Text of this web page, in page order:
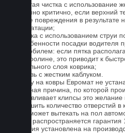
1. Частая чистка с использование
особенно критично, если верхний
мелкие повреждения в результате
эксплуатации;
2. Мойка с использованием струи
3. Особенности посадки водителя
автомобилем: если пятка
на ковролине, это приводит к
текстильного слоя коврика;
4. Обувь с жестким каблуком.
Почему на ковры Евромат не
Основная причина, по которой
устанавливает клипсы это
уменьшить количество отверстий
влага может вытекать на пол
На что распространяется гарантия
Гарантия установлена на